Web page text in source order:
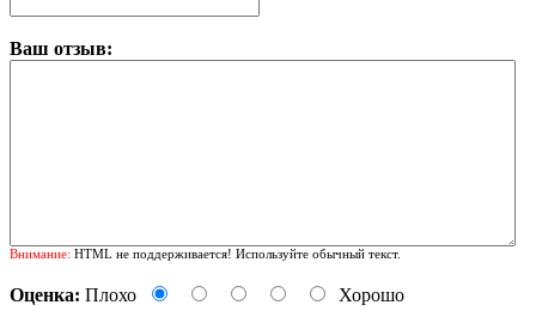
Ваш отзыв:
Внимание: HTML не поддерживается! Используйте обычный текст.
Оценка: Плохо Хорошо